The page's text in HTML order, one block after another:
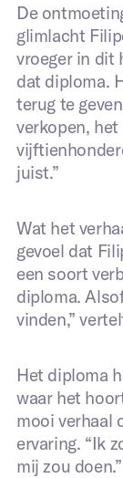
De
glimlacht
vroeger in dit
dat diploma.
terug te
verkopen,
juist.”
Wat het
gevoel dat
een soort
diploma.
vinden,”
Het diploma
waar het
mooi verhaal
ervaring. “Ik
mij zou doen.”